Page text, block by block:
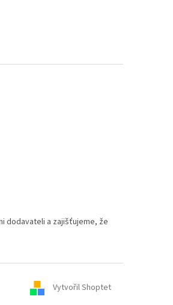
dodavateli a zajišťujeme, že
Vytvořil Shoptet